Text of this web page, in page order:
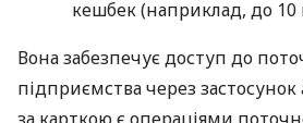
кешбек (наприклад, до
Вона забезпечує доступ до
підприємства через застосунок